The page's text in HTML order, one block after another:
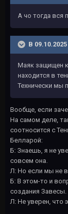
А чо тогда вся
В
Маяк защищен
находится в
Технически мы
Вообще, если
На самом деле,
соотносится с
Белларой:
Б: Знаешь, я не
совсем она.
Л: Но если мы не в
Б: В этом-то и
создания
Л: Не уверен, что